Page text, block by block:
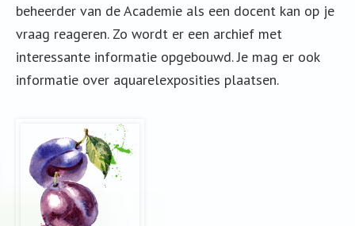
beheerder van de Academie als een docent kan op je
vraag reageren. Zo wordt er een archief met
interessante informatie opgebouwd. Je mag er ook
informatie over aquarelexposities plaatsen.